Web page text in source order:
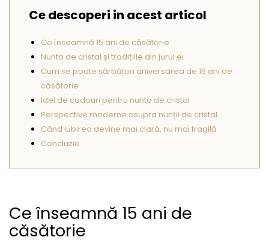
Seturi Perle cu Argint
Pandantive cu Perle
Brose cu Perle
Ce descoperi in acest articol
Ce înseamnă 15 ani de căsătorie
Nunta de cristal și tradițiile din jurul ei
Cum se poate sărbători aniversarea de 15 ani de
căsătorie
Idei de cadouri pentru nunta de cristal
Perspective moderne asupra nunții de cristal
Când iubirea devine mai clară, nu mai fragilă
Concluzie
Ce înseamnă 15 ani de
căsătorie